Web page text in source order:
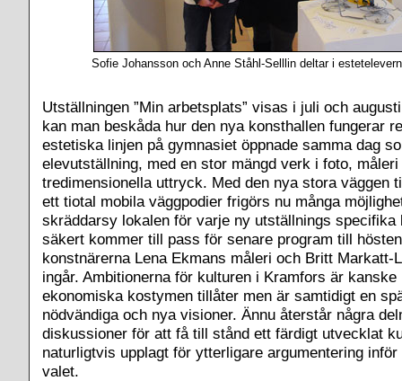
Sofie Johansson och Anne Ståhl-Selllin deltar i
Utställningen ”Min arbetsplats” visas i juli och
kan man beskåda hur den nya konsthallen fungerar
estetiska linjen på gymnasiet öppnade samma dag
elevutställning, med en stor mängd verk i foto, måleri
tredimensionella uttryck. Med den nya stora väggen
ett tiotal mobila väggpodier frigörs nu många
skräddarsy lokalen för varje ny utställnings specifika
säkert kommer till pass för senare program till
konstnärerna Lena Ekmans måleri och Britt Markatt-
ingår. Ambitionerna för kulturen i Kramfors är kanske
ekonomiska kostymen tillåter men är samtidigt en
nödvändiga och nya visioner. Ännu återstår några
diskussioner för att få till stånd ett färdigt utvecklat
naturligtvis upplagt för ytterligare argumentering inför
valet.